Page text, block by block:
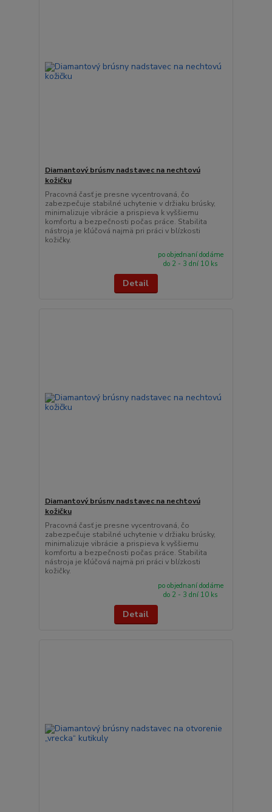
Diamantový brúsny nadstavec na nechtovú
kožičku
Pracovná časť je presne vycentrovaná, čo
zabezpečuje stabilné uchytenie v držiaku brúsky,
minimalizuje vibrácie a prispieva k vyššiemu
komfortu a bezpečnosti počas práce. Stabilita
nástroja je kľúčová najmä pri práci v blízkosti
kožičky.
po objednaní dodáme
do 2 - 3 dní 10 ks
Detail
Diamantový brúsny nadstavec na nechtovú
kožičku
Pracovná časť je presne vycentrovaná, čo
zabezpečuje stabilné uchytenie v držiaku brúsky,
minimalizuje vibrácie a prispieva k vyššiemu
komfortu a bezpečnosti počas práce. Stabilita
nástroja je kľúčová najmä pri práci v blízkosti
kožičky.
po objednaní dodáme
do 2 - 3 dní 10 ks
Detail